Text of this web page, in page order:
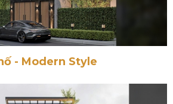
- Modern Style